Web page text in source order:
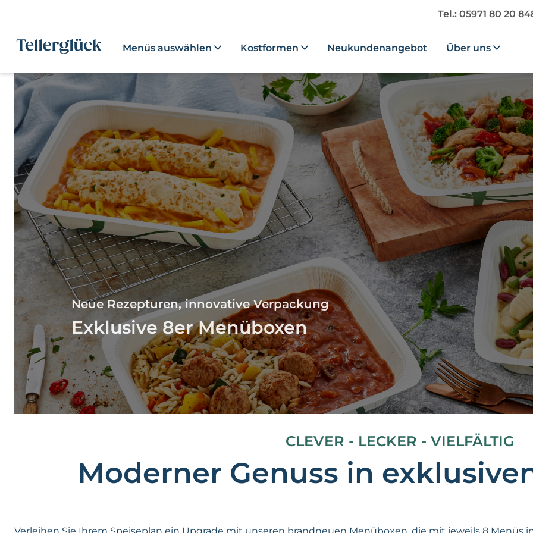
Tel.: 05971 80 20
Menüs auswählen Kostformen Neukundenangebot Über uns
Neue Rezepturen, innovative Verpackung
Exklusive 8er Menüboxen
Moderner Genuss in
CLEVER - LECKER - VIELFÄLTIG